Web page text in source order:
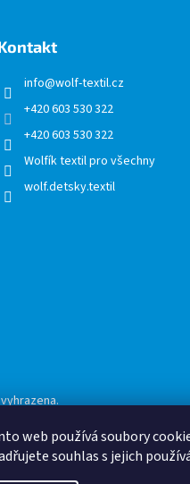
web používá soubory
souhlas s jejich
info@wolf-textil.cz
+420 603 530 322
+420 603 530 322
Wolfík textil pro všechny
wolf.detsky.textil